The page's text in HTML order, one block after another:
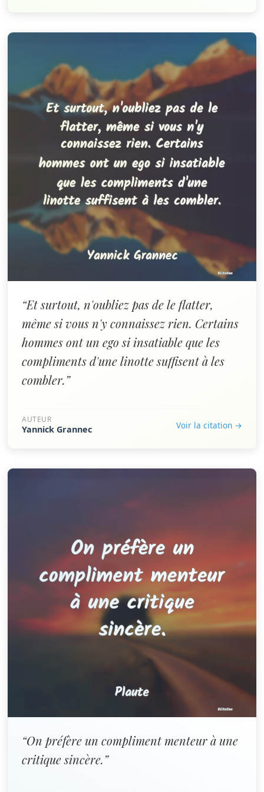
“Et surtout, n'oubliez pas de le flatter,
même si vous n'y connaissez rien. Certains
hommes ont un ego si insatiable que les
compliments d'une linotte suffisent à les
combler.”
AUTEUR
Yannick Grannec Voir la citation →
“On préfère un compliment menteur à une
critique sincère.”